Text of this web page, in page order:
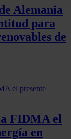
personalizar el
sociales y
sobre el uso que
con otra
a partir del uso
Alemania
para
de
FIDMA el
en